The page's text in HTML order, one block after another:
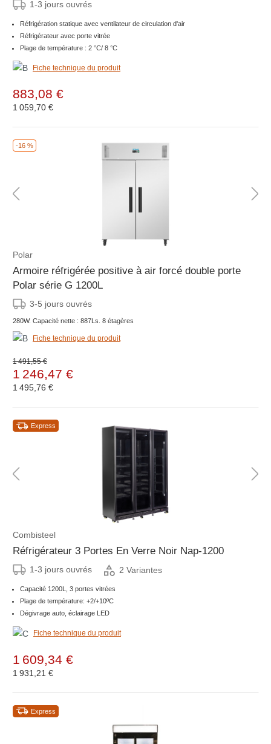
1-3 jours ouvrés
Réfrigération statique avec ventilateur de circulation d'air
Réfrigérateur avec porte vitrée
Plage de température : 2 °C/ 8 °C
Fiche technique du produit
883,08 €
1 059,70 €
-16 %
Polar
Armoire réfrigérée positive à air forcé double porte
Polar série G 1200L
3-5 jours ouvrés
280W. Capacité nette : 887Ls. 8 étagères
Fiche technique du produit
1 491,55 €
1 246,47 €
1 495,76 €
Express
Combisteel
Réfrigérateur 3 Portes En Verre Noir Nap-1200
1-3 jours ouvrés 2 Variantes
Capacité 1200L, 3 portes vitrées
Plage de température: +2/+10ºC
Dégivrage auto, éclairage LED
Fiche technique du produit
1 609,34 €
1 931,21 €
Express